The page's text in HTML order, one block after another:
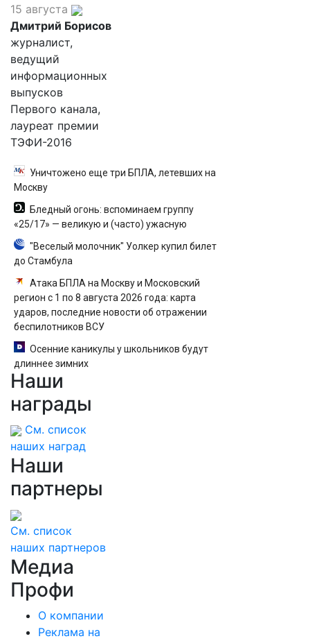
15 августа
Дмитрий Борисов
журналист,
ведущий
информационных
выпусков
Первого канала,
лауреат премии
ТЭФИ-2016
Уничтожено еще три БПЛА, летевших на
Москву
Бледный огонь: вспоминаем группу
«25/17» — великую и (часто) ужасную
"Веселый молочник" Уолкер купил билет
до Стамбула
Атака БПЛА на Москву и Московский
регион с 1 по 8 августа 2026 года: карта
ударов, последние новости об отражении
беспилотников ВСУ
Осенние каникулы у школьников будут
длиннее зимних
Наши
награды
См. список
наших наград
Наши
партнеры
См. список
наших партнеров
Медиа
Профи
О компании
Реклама на